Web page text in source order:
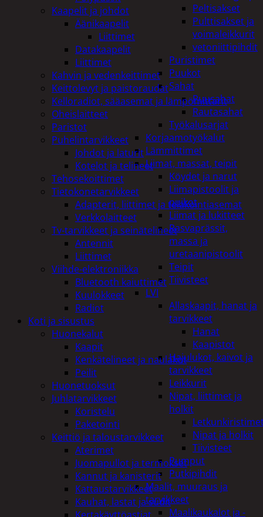
Peltisakset
Pulttisakset ja
voimaleikkurit
vetoniittipihdit
Puristimet
Puukot
Sahat
Puusahat
Rautasahat
Työkalusarjat
Korjaamotyökalut
Lämmittimet
Liimat, massat, teipit
Köydet ja narut
Liimapistoolit ja
puikot
Liimat ja lukitteet
Rasvaprässit,
massa ja
uretaanipistoolit
Teipit
Tiivisteet
LVI
Allaskaapit, hanat ja
tarvikkeet
Hanat
Kaapistot
Hajulukot, kaivot ja
tarvikkeet
Leikkurit
Nipat, liittimet ja
holkit
Nipat ja holkit
Tiivisteet
Pumput
Putkipihdit
Maalit, muuraus ja
tarvikkeet
Maalikaukalot ja -
Kaapelit ja johdot
Äänikaapelit
Liittimet
Datakaapelit
Liittimet
Kahvin ja vedenkeittimet
Keittolevyt ja paistoraudat
Kelloradiot, sääasemat ja lämpömittarit
Oheislaitteet
Paristot
Puhelintarvikkeet
Johdot ja laturit
Kotelot ja telineet
Tehosekoittimet
Tietokonetarvikkeet
Adapterit, liittimet ja telakointiasemat
Verkkolaitteet
Tv-tarvikkeet ja seinätelineet
Antennit
Liittimet
Viihde-elektroniikka
Bluetooth kaiuttimet
Kuulokkeet
Radiot
Koti ja sisustus
Huonekalut
Kaapit
Kenkätelineet ja naulakot
Peilit
Huonetuoksut
Juhlatarvikkeet
Koristelu
Paketointi
Keittiö ja taloustarvikkeet
Aterimet
Juomapullot ja termokset
Kannut ja kanisterit
Kattaustarvikkeet
Kauhat, lastat ja sudit